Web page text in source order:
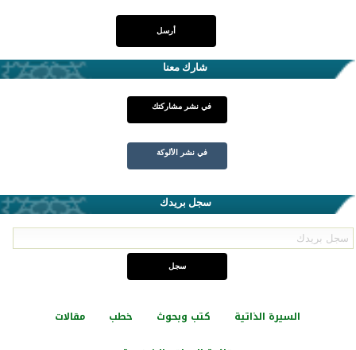
شارك معنا
في نشر مشاركتك
في نشر الألوكة
سجل بريدك
السيرة الذاتية كتب وبحوث خطب مقالات